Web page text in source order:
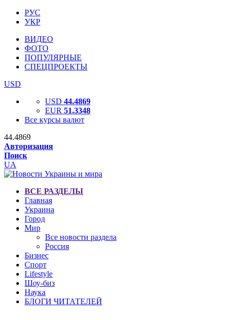
РУС
УКР
ВИДЕО
ФОТО
ПОПУЛЯРНЫЕ
СПЕЦПРОЕКТЫ
USD
USD 44.4869
EUR 51.3348
Все курсы валют
44.4869
Авторизация
Поиск
UA
ВСЕ РАЗДЕЛЫ
Главная
Украина
Город
Мир
Все новости раздела
Россия
Бизнес
Спорт
Lifestyle
Шоу-биз
Наука
БЛОГИ ЧИТАТЕЛЕЙ